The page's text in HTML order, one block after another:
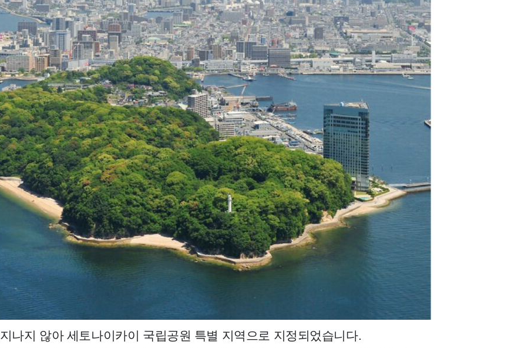
나지 않아 세토나이카이 국립공원 특별 지역으로 지정되었습니다.